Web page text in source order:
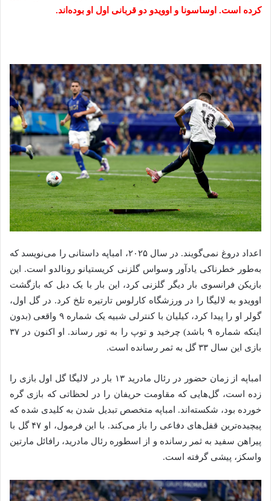
کرده است. اوساسونا و اوویدو دو قربانی اول او بوده‌اند.
اعداد دروغ نمی‌گویند. در سال ۲۰۲۵، امباپه داستانی را می‌نویسد که
به‌طور خطرناکی یادآور وسواس گلزنی کریستیانو رونالدو است. این
بازیکن فرانسوی بار دیگر گلزنی کرد، این بار با یک دبل که بازگشت
اوویدو به لالیگا را در ورزشگاه کارلوس تارتیره تلخ کرد. در گل اول،
گولر او را پیدا کرد، کیلیان با کنترلی شبیه یک شماره ۹ واقعی (بدون
اینکه شماره ۹ باشد) چرخید و توپ را به تور رساند. او اکنون در ۳۷
بازی این سال ۳۳ گل به ثمر رسانده است.
امباپه از زمان حضور در رئال مادرید ۱۳ بار در لالیگا گل اول بازی را
زده است، گل‌هایی که مقاومت حریفان را در لحظاتی که بازی گره
خورده بود، شکسته‌اند. امباپه متخصص تبدیل شدن به کلیدی شده که
پیچیده‌ترین قفل‌های دفاعی را باز می‌کند. با این فرمول، او ۴۷ گل با
پیراهن سفید به ثمر رسانده و از اسطوره رئال مادرید، رافائل مارتین
واسکز، پیشی گرفته است.